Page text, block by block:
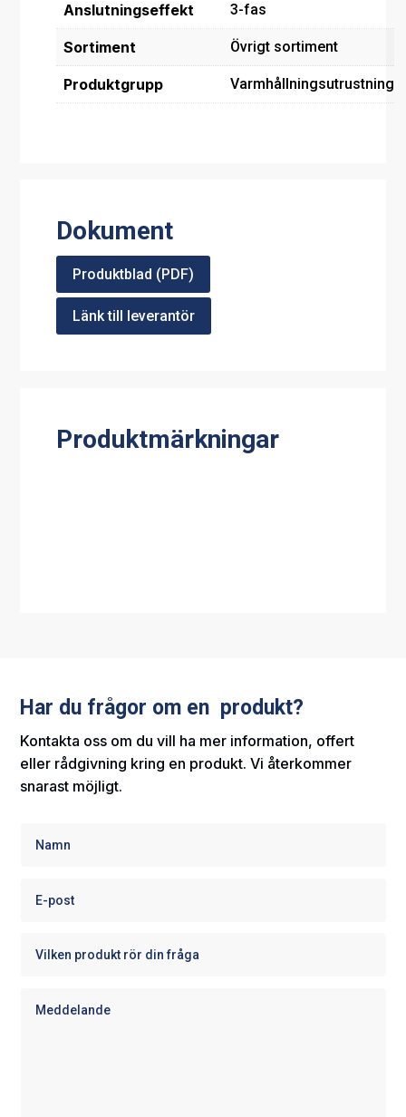
Anslutningseffekt 3-fas
Sortiment Övrigt sortiment
Produktgrupp Varmhållningsutrustning
Dokument
Produktblad (PDF)
Länk till leverantör
Produktmärkningar
Har du frågor om en produkt?
Kontakta oss om du vill ha mer information, offert
eller rådgivning kring en produkt. Vi återkommer
snarast möjligt.